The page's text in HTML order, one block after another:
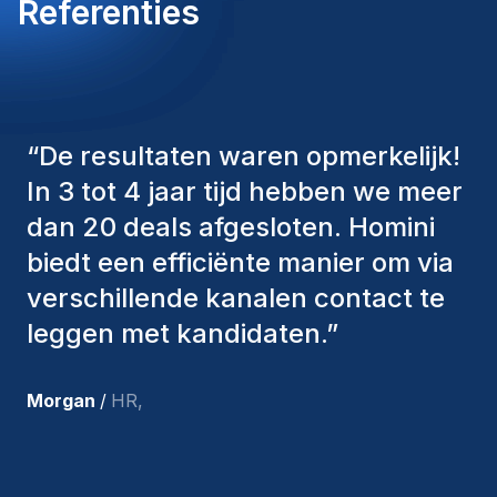
techniques, la réduction des coûts d'exploitation et
Referenties
“De consultants van Homini
hebben altijd verschillende
factoren in overweging genomen
om ons de juiste kandidaten aan te
bieden. De mensen die we hebben
aangenomen, zijn nog steeds bij
tevreden met de recente